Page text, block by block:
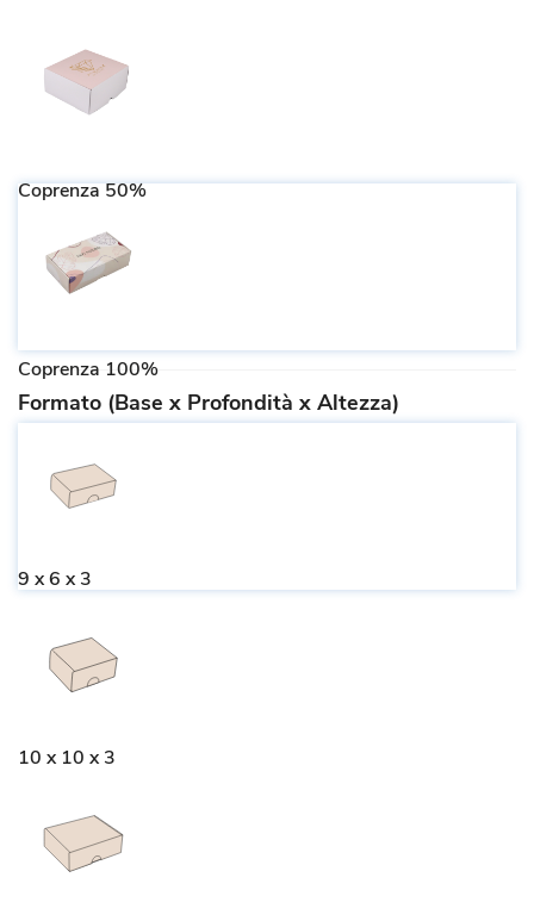
Coprenza 50%
Coprenza 100%
Formato (Base x Profondità x Altezza)
9 x 6 x 3
10 x 10 x 3